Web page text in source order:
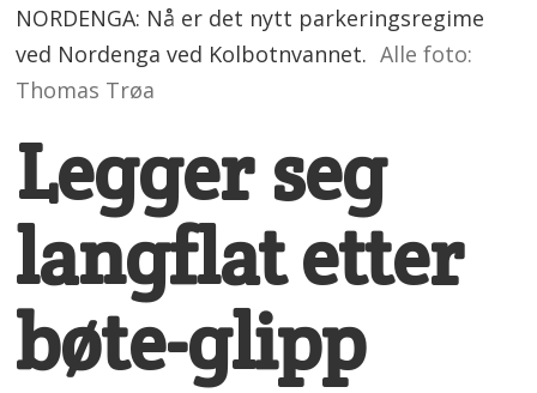
NORDENGA: Nå er det nytt parkeringsregime
ved Nordenga ved Kolbotnvannet. Alle foto:
Thomas Trøa
Legger seg
langflat etter
bøte-glipp